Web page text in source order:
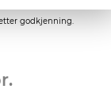
godkjenning.